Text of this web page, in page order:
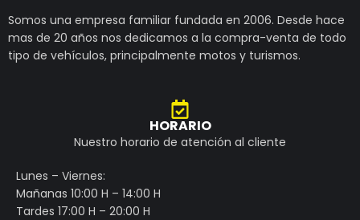
Somos una empresa familiar fundada en 2006. Desde hace
mas de 20 años nos dedicamos a la compra-venta de todo
tipo de vehículos, principalmente motos y turismos.
HORARIO
Nuestro horario de atención al cliente
Lunes – Viernes:
Mañanas 10:00 H – 14:00 H
Tardes 17:00 H – 20:00 H